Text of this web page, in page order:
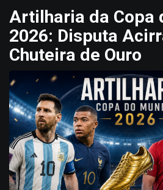
Artilharia da Copa
2026: Disputa
Chuteira de Ouro